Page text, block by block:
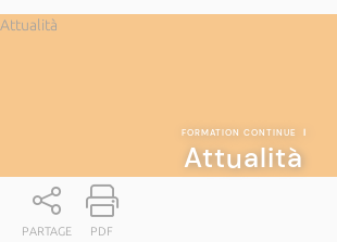
Attualità
FORMATION CONTINUE |
Attualità
PARTAGE PDF